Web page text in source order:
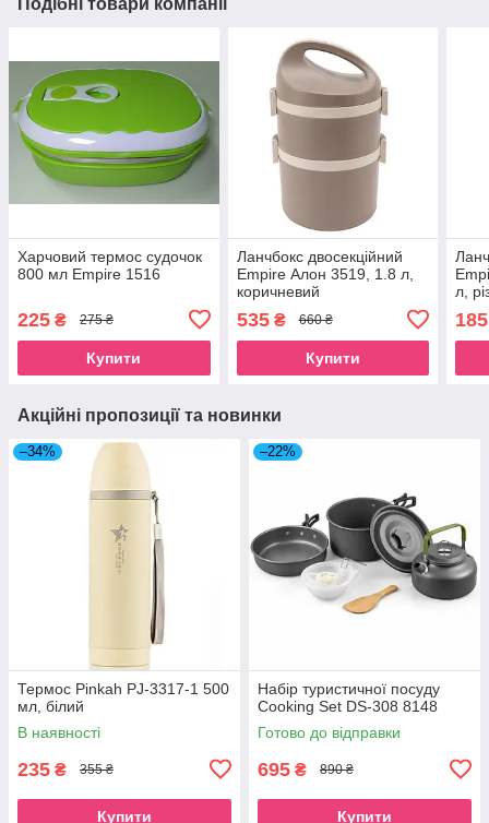
Подібні товари компанії
Харчовий термос судочок
800 мл Empire 1516
225 ₴ 275 ₴
Купити
Ланчбокс двосекційний
Empire Алон 3519, 1.8 л,
коричневий
535₴ 660 ₴
Купити
л,
185
Акційні пропозиції та новинки
–34%
Термос Pinkah PJ-3317-1 500
мл, білий
В наявності
235 ₴ 355 ₴
Купити
–22%
Набір туристичної посуду
Cooking Set DS-308 8148
Готово до відправки
695 ₴ 890 ₴
Купити